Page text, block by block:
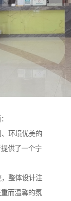
环境优美的
供了一个宁
整体设计注
而温馨的氛